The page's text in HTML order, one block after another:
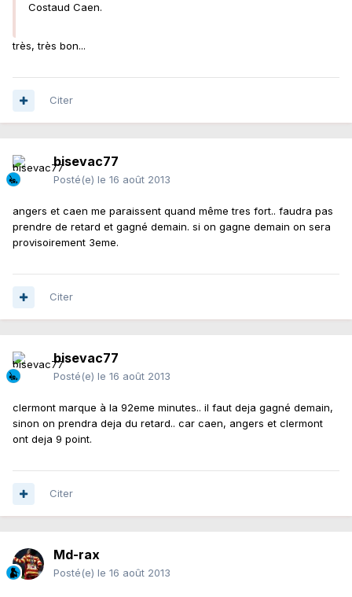
Costaud Caen.
très, très bon...
Citer
bisevac77
Posté(e) le 16 août 2013
angers et caen me paraissent quand même tres fort.. faudra pas
prendre de retard et gagné demain. si on gagne demain on sera
provisoirement 3eme.
Citer
bisevac77
Posté(e) le 16 août 2013
clermont marque à la 92eme minutes.. il faut deja gagné demain,
sinon on prendra deja du retard.. car caen, angers et clermont
ont deja 9 point.
Citer
Md-rax
Posté(e) le 16 août 2013